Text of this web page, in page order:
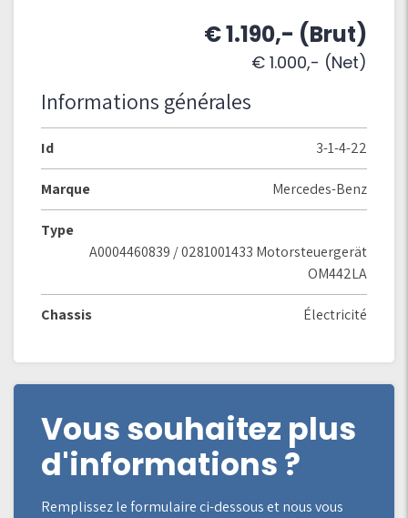
€ 1.190,- (Brut)
€ 1.000,- (Net)
Informations générales
Id 3-1-4-22
Marque Mercedes-Benz
Type
A0004460839 / 0281001433 Motorsteuergerät
OM442LA
Chassis Électricité
Vous souhaitez plus
d'informations ?
Remplissez le formulaire ci-dessous et nous vous